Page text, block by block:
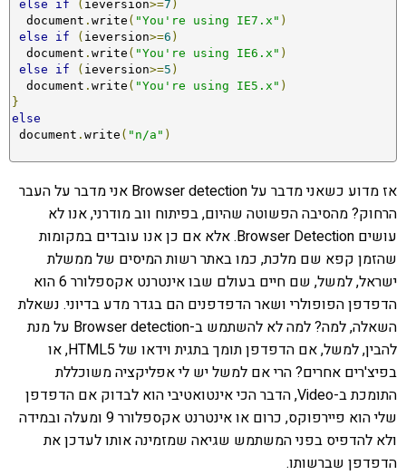
else
if ( ieversion>=7 )
  document
. write ( "You're using IE7.x" )
else
if ( ieversion>=6 )
  document
. write ( "You're using IE6.x" )
else
if ( ieversion>=5 )
  document
. write ( "You're using IE5.x" )
}
else
document . write ( "n/a" )
אז מדוע כשאני מדבר על Browser detection אני מדבר על העבר
הרחוק? מהסיבה הפשוטה שהיום, בפיתוח ווב מודרני, אנו לא
עושים Browser Detection. אלא אם כן אנו עובדים במקומות
שהזמן קפא שם מלכת, כמו באתר רשות המיסים של ממשלת
ישראל, למשל, שם חיים בעולם שבו אינטרנט אקספלורר 6 הוא
הדפדפן הפופולרי ושאר הדפדפנים הם בגדר מדע בדיוני. נשאלת
השאלה, למה? למה לא להשתמש ב-Browser detection על מנת
להבין, למשל, אם הדפדפן תומך בתגית וידאו של HTML5, או
בפיצ'רים אחרים? הרי אם למשל יש לי אפליקציה משוכללת
התומכת ב-Video, הדבר הכי אינטואטיבי הוא לבדוק אם הדפדפן
שלי הוא פיירפוקס, כרום או אינטרנט אקספלורר 9 ומעלה ובמידה
ולא להדפיס בפני המשתמש שגיאה שמזמינה אותו לעדכן את
הדפדפן שברשותו.